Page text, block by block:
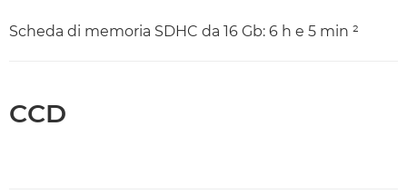
Scheda di memoria SDHC da 16 Gb: 6 h e 5 min ²
CCD